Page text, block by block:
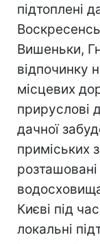
підтоплені
Вишеньки,
відпочинку
місцевих
прируслові
дачної
приміських
Києві під
локальні